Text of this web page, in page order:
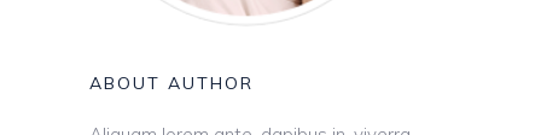
ABOUT AUTHOR